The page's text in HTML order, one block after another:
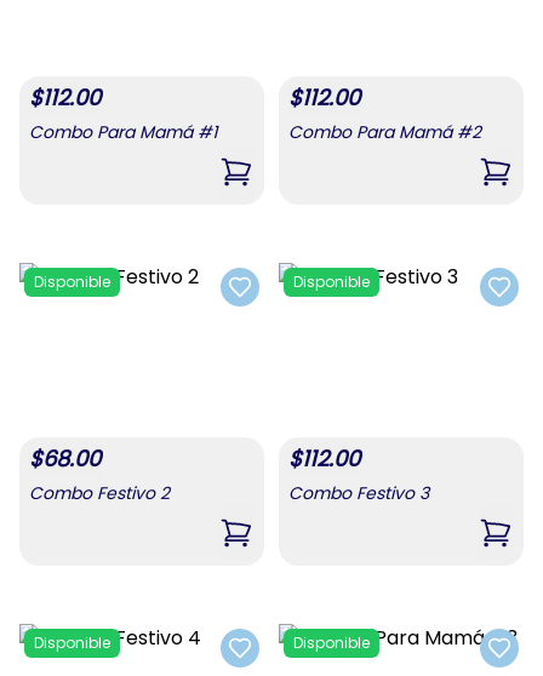
$112.00
Combo Para Mamá #1
,Combo Para Mamá #1
$112.00
Combo Para Mamá #2
,
Add to favorites
Disponible
$68.00
Combo Festivo 2
,Combo Festivo 2
Add
Disponible
$112.00
Combo Festivo 3
,
Add to favorites
Disponible
Add
Disponible